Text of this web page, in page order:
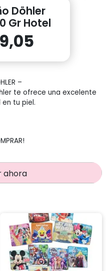
Döhler
Gr Hotel
precio
actual
–
te ofrece una excelente
tu piel.
ahora